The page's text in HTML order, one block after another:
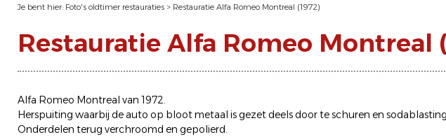
Je bent hier: Foto's oldtimer restauraties > Restauratie Alfa Romeo Montreal (1972)
Restauratie Alfa Romeo Montreal
Alfa Romeo Montreal van 1972.
Herspuiting waarbij de auto op bloot metaal is gezet deels door te schuren en
Onderdelen terug verchroomd en gepolierd.